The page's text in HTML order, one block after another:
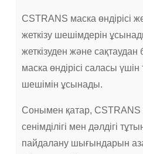
CSTRANS маска өндірісі
жеткізу шешімдерін
жеткізуден және
маска өндірісі саласы
шешімін ұсынады.
Сонымен қатар, CSTRANS
сенімділігі мен дәлдігі
пайдалану шығындарын